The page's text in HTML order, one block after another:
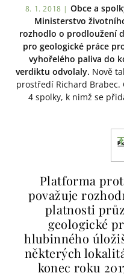
8. 1. 2018 | Obce a
Ministerstvo
rozhodlo o prodloužení
pro geologické práce
vyhořelého paliva do
verdiktu odvolaly. Nově
prostředí Richard Brabec.
4 spolky, k nimž se
Platforma
považuje
platnosti
geologické
hlubinného
některých
konec roku